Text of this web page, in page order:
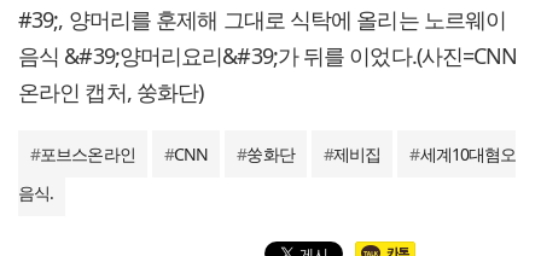
#39;, 양머리를 훈제해 그대로 식탁에 올리는 노르웨이
음식 &#39;양머리요리&#39;가 뒤를 이었다.(사진=CNN
온라인 캡처, 쑹화단)
#포브스온라인 #CNN #쑹화단 #제비집 #세계10대혐오
음식.